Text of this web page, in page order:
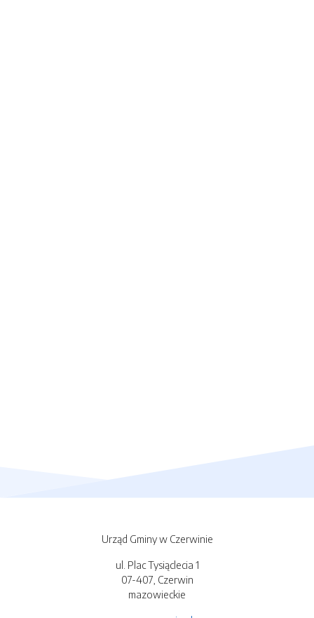
Urząd Gminy w Czerwinie
ul. Plac Tysiąclecia 1
07-407, Czerwin
mazowieckie